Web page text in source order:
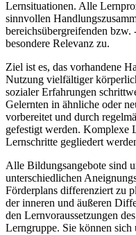
Lernsituationen. Alle
sinnvollen
bereichsübergreifenden
besondere Relevanz zu.
Ziel ist es, das vorhandene
Nutzung vielfältiger
sozialer Erfahrungen
Gelernten in ähnliche oder
vorbereitet und durch
gefestigt werden. Komplexe
Lernschritte gegliedert
Alle Bildungsangebote sind
unterschiedlichen
Förderplans differenziert zu
der inneren und äußeren
den Lernvoraussetzungen
Lerngruppe. Sie können sich